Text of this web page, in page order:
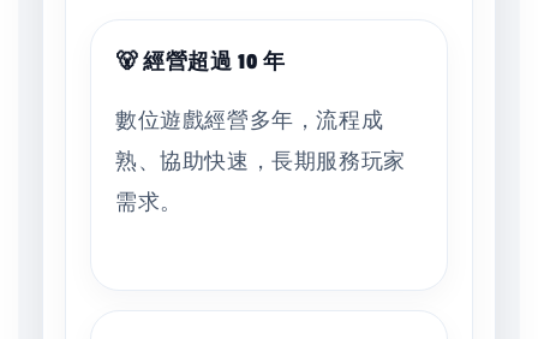
🐻 經營超過 10 年
數位遊戲經營多年，流程成
熟、協助快速，長期服務玩家
需求。